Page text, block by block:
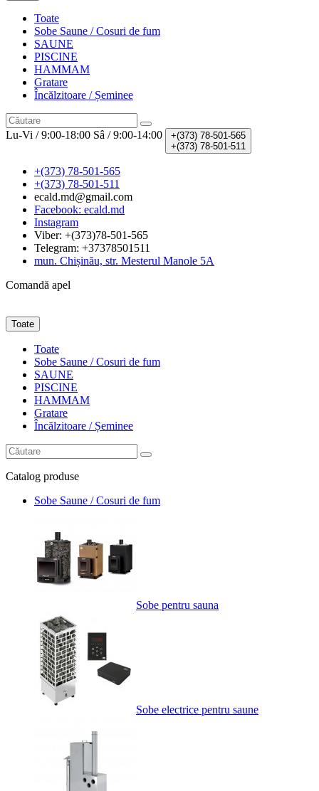
Toate
Sobe Saune / Cosuri de fum
SAUNE
PISCINE
HAMMAM
Gratare
Încălzitoare / Șeminee
Lu-Vi / 9:00-18:00 Sâ / 9:00-14:00 +(373) 78-501-565
+(373) 78-501-511
+(373) 78-501-565
+(373) 78-501-511
ecald.md@gmail.com
Facebook: ecald.md
Instagram
Viber: +(373)78-501-565
Telegram: +37378501511
mun. Chișinău, str. Mesterul Manole 5A
Comandă apel
Toate
Toate
Sobe Saune / Cosuri de fum
SAUNE
PISCINE
HAMMAM
Gratare
Încălzitoare / Șeminee
Catalog produse
Sobe Saune / Cosuri de fum
Sobe pentru sauna
Sobe electrice pentru saune